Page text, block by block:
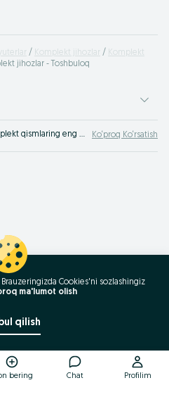
Komplekt jihozlar
Komplekt
jihozlar - Toshbuloq
OLX.uz Toshbuloq - kompyuter komplekt qismlaring eng arzon narxlardagi savdosi. OLX.uzga Toshbuloq kiring - bu yerda PK uchun yangi va fb komplekt qismlarning eng keng tanlovini topasiz Ko‘proq Ko‘rsatish
bering Chat Profilim
Cookies'ni sozlashingiz
ma'lumot olish
qilish